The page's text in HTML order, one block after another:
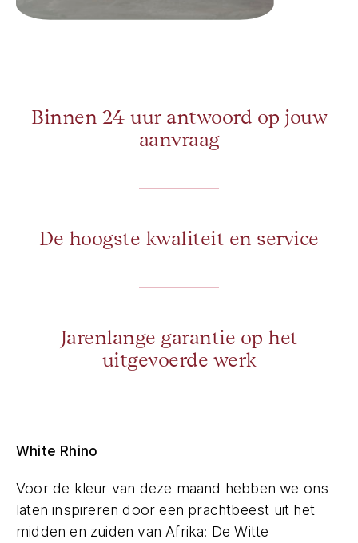
Binnen 24 uur antwoord op jouw
aanvraag
De hoogste kwaliteit en service
Jarenlange garantie op het
uitgevoerde werk
White Rhino
Voor de kleur van deze maand hebben we ons
laten inspireren door een prachtbeest uit het
midden en zuiden van Afrika: De Witte